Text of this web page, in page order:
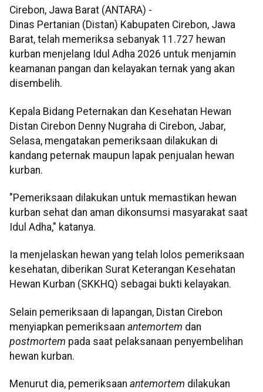
Cirebon, Jawa Barat (ANTARA) -
Dinas Pertanian (Distan) Kabupaten Cirebon, Jawa
Barat, telah memeriksa sebanyak 11.727 hewan
kurban menjelang Idul Adha 2026 untuk menjamin
keamanan pangan dan kelayakan ternak yang akan
disembelih.
Kepala Bidang Peternakan dan Kesehatan Hewan
Distan Cirebon Denny Nugraha di Cirebon, Jabar,
Selasa, mengatakan pemeriksaan dilakukan di
kandang peternak maupun lapak penjualan hewan
kurban.
"Pemeriksaan dilakukan untuk memastikan hewan
kurban sehat dan aman dikonsumsi masyarakat saat
Idul Adha," katanya.
Ia menjelaskan hewan yang telah lolos pemeriksaan
kesehatan, diberikan Surat Keterangan Kesehatan
Hewan Kurban (SKKHQ) sebagai bukti kelayakan.
Selain pemeriksaan di lapangan, Distan Cirebon
menyiapkan pemeriksaan antemortem dan
postmortem pada saat pelaksanaan penyembelihan
hewan kurban.
Menurut dia, pemeriksaan antemortem dilakukan